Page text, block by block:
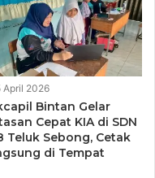
ini semua bersaudara,
dengan kalimat
bahwa akan
tentunya dengan
April 2026
Bintan Gelar
Cepat KIA di SDN
Teluk Sebong, Cetak
di Tempat